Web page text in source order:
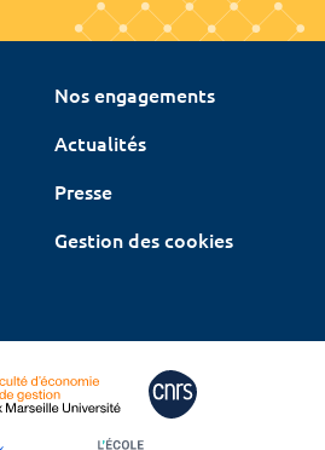
Nos engagements
Actualités
Presse
Gestion des cookies